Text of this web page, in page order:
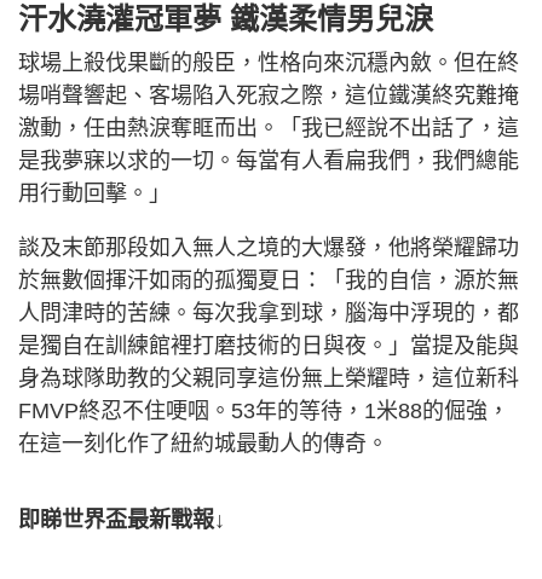
汗水澆灌冠軍夢 鐵漢柔情男兒淚
球場上殺伐果斷的般臣，性格向來沉穩內斂。但在終
場哨聲響起、客場陷入死寂之際，這位鐵漢終究難掩
激動，任由熱淚奪眶而出。「我已經說不出話了，這
是我夢寐以求的一切。每當有人看扁我們，我們總能
用行動回擊。」
談及末節那段如入無人之境的大爆發，他將榮耀歸功
於無數個揮汗如雨的孤獨夏日：「我的自信，源於無
人問津時的苦練。每次我拿到球，腦海中浮現的，都
是獨自在訓練館裡打磨技術的日與夜。」當提及能與
身為球隊助教的父親同享這份無上榮耀時，這位新科
FMVP終忍不住哽咽。53年的等待，1米88的倔強，
在這一刻化作了紐約城最動人的傳奇。
即睇世界盃最新戰報↓